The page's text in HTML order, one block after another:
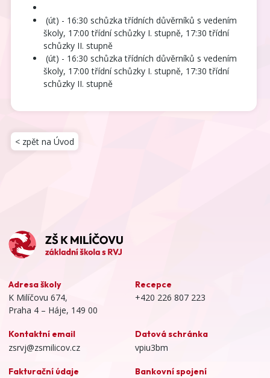
(út) - 16:30 schůzka třídních důvěrníků s vedením
školy, 17:00 třídní schůzky I. stupně, 17:30 třídní
schůzky II. stupně
(út) - 16:30 schůzka třídních důvěrníků s vedením
školy, 17:00 třídní schůzky I. stupně, 17:30 třídní
schůzky II. stupně
< zpět na Úvod
Adresa školy
K Milíčovu 674,
Praha 4 – Háje, 149 00
Recepce
+420 226 807 223
Kontaktní email
zsrvj@zsmilicov.cz
Datová schránka
vpiu3bm
Fakturační údaje Bankovní spojení